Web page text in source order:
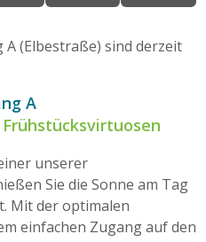
(Elbestraße) sind derzeit
A
unserer
Sie die Sonne am Tag
Mit der optimalen
einfachen Zugang auf den